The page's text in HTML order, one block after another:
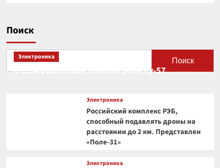
Поиск
Поиск
Электроника
В США рассказали о новой роли Су-57
Электроника
Российский комплекс РЭБ,
способный подавлять дроны на
расстоянии до 2 км. Представлен
«Поле-31»
Электроника